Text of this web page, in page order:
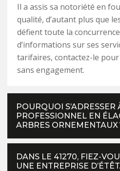
Il a assis sa notoriété en
qualité, d’autant plus que
défient toute la
d’informations sur ses
tarifaires, contactez-le
sans engagement.
POURQUOI
PROFESSIONNEL EN
ARBRES ORNEMENTAUX
DANS LE 41270, FIEZ-
UNE ENTREPRISE